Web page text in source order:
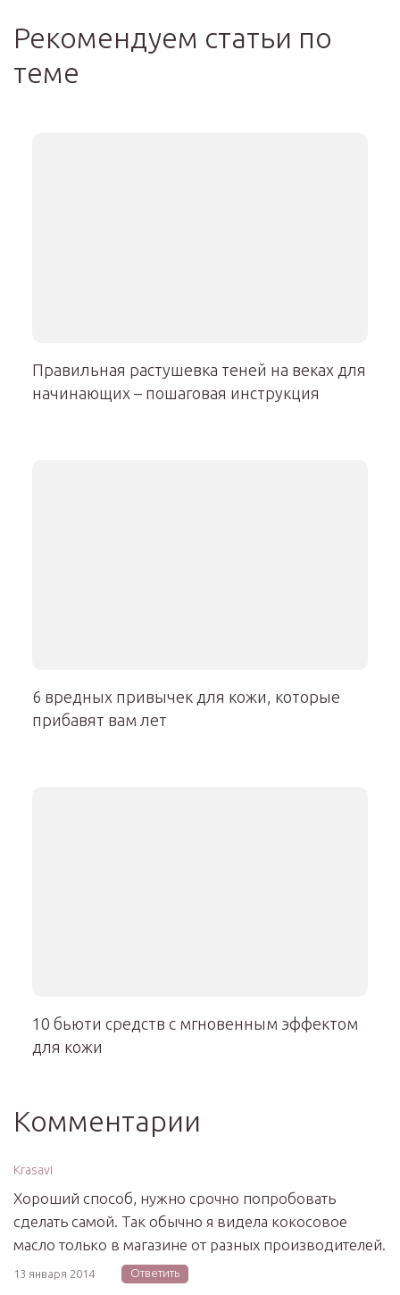
Рекомендуем статьи по
теме
Правильная растушевка теней на веках для
начинающих – пошаговая инструкция
6 вредных привычек для кожи, которые
прибавят вам лет
10 бьюти средств с мгновенным эффектом
для кожи
Комментарии
Krasavi
Хороший способ, нужно срочно попробовать
сделать самой. Так обычно я видела кокосовое
масло только в магазине от разных производителей.
13 января 2014 Ответить